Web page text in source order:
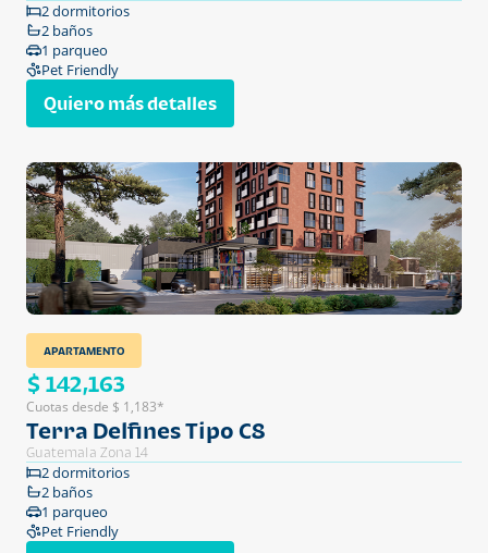
2 dormitorios
2 baños
1 parqueo
Pet Friendly
Quiero más detalles
APARTAMENTO
$ 142,163
Cuotas desde $ 1,183*
Terra Delfines Tipo C8
Guatemala Zona 14
2 dormitorios
2 baños
1 parqueo
Pet Friendly